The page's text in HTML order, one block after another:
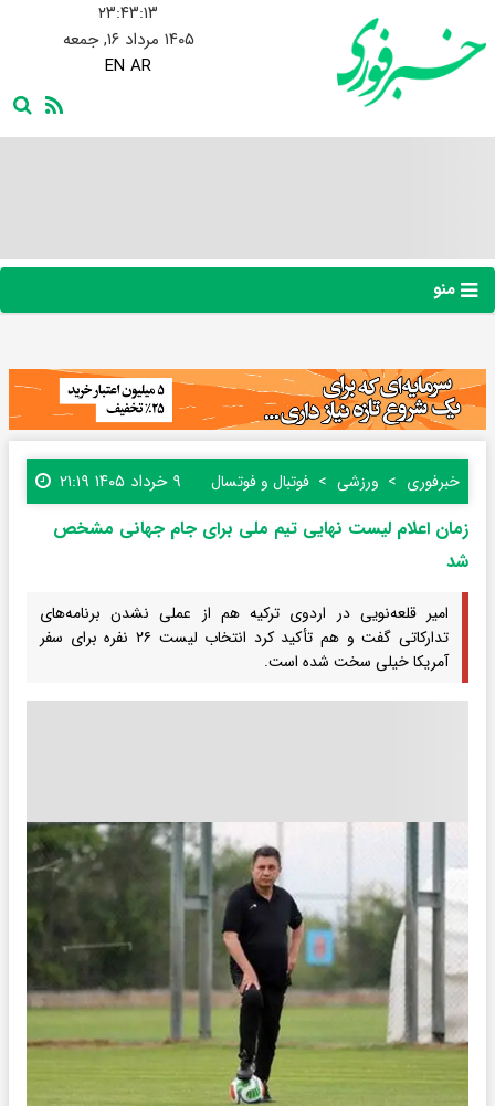
۲۳:۴۳:۱۴
۱۴۰۵ مرداد ۱۶, جمعه
EN AR
منو
خبرفوری ورزشی فوتبال و فوتسال ۹ خرداد ۱۴۰۵ ۲۱:۱۹
زمان اعلام لیست نهایی تیم ملی برای جام جهانی مشخص
شد
امیر قلعه‌نویی در اردوی ترکیه هم از عملی نشدن برنامه‌های
تدارکاتی گفت و هم تأکید کرد انتخاب لیست ۲۶ نفره برای سفر
آمریکا خیلی سخت شده است.